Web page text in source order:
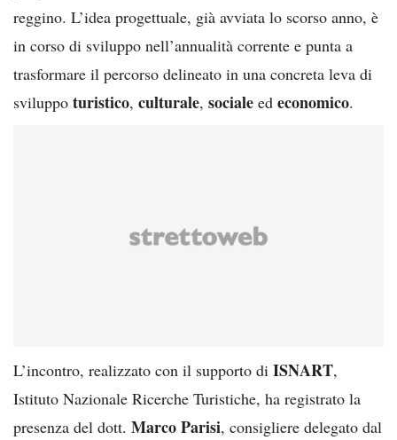
reggino. L’idea progettuale, già avviata lo scorso anno, è
in corso di sviluppo nell’annualità corrente e punta a
trasformare il percorso delineato in una concreta leva di
sviluppo turistico, culturale, sociale ed economico.
L’incontro, realizzato con il supporto di ISNART,
Istituto Nazionale Ricerche Turistiche, ha registrato la
presenza del dott. Marco Parisi, consigliere delegato dal